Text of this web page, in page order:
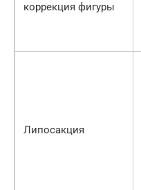
коррекция фигуры
Липосакция